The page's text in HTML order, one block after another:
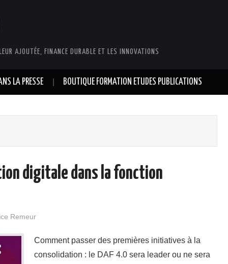
AJOUTÉE, FINANCE DURABLE ET LES INNOVATIONS
LA PRESSE BOUTIQUE FORMATION ETUDES PUBLICATIONS
digitale dans la fonction
Remeur
Comment passer des premières initiatives à la
consolidation : le DAF 4.0 sera leader ou ne sera